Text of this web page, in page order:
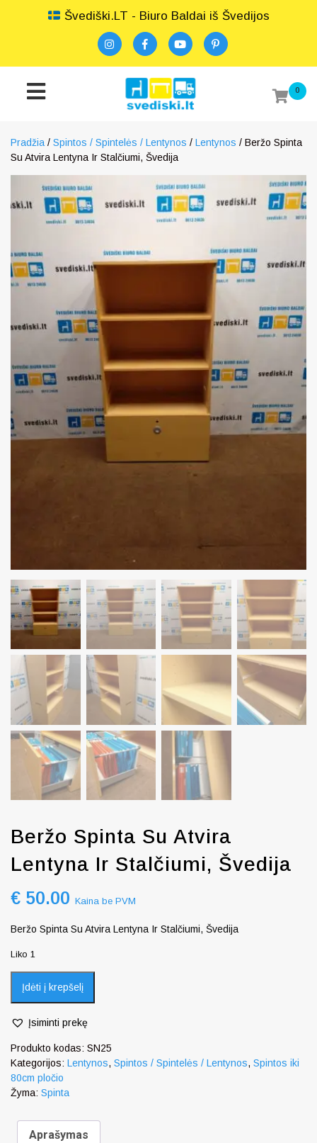
Švediški.LT - Biuro Baldai iš Švedijos
0
Pradžia / Spintos / Spintelės / Lentynos / Lentynos / Beržo Spinta
Su Atvira Lentyna Ir Stalčiumi, Švedija
Beržo Spinta Su Atvira
Lentyna Ir Stalčiumi, Švedija
€ 50.00 Kaina be PVM
Beržo Spinta Su Atvira Lentyna Ir Stalčiumi, Švedija
Liko 1
Įdėti į krepšelį
Įsiminti prekę
Produkto kodas: SN25
Kategorijos: Lentynos, Spintos / Spintelės / Lentynos, Spintos iki
80cm pločio
Žyma: Spinta
Aprašymas